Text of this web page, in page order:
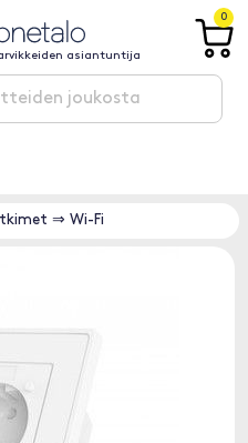
asiantuntija
0
⇒ Wi-Fi